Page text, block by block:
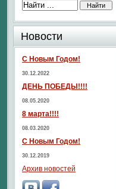
Новости
С Новым Годом!
30.12.2022
ДЕНЬ ПОБЕДЫ!!!!
08.05.2020
8 марта!!!!
08.03.2020
С Новым Годом!
30.12.2019
Архив новостей